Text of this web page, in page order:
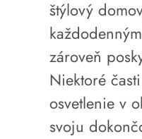
štýlový
zároveň
Niektoré
osvetlenie v
svoju